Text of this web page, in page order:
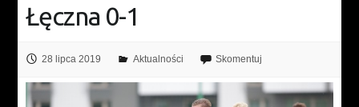
Łęczna 0-1
28 lipca 2019 Aktualności Skomentuj